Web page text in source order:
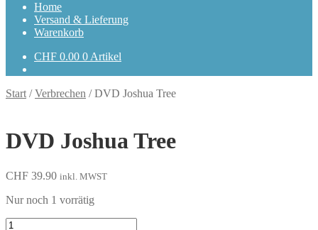
Home
Versand & Lieferung
Warenkorb
CHF 0.00 0 Artikel
Start /Verbrechen /DVD Joshua Tree
DVD Joshua Tree
CHF 39.90 inkl. MWST
Nur noch 1 vorrätig
Joshua